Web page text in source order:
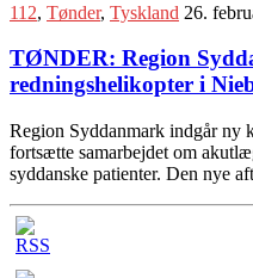
112, Tønder, Tyskland 26.
TØNDER: Region
redningshelikopter i
Region Syddanmark indgår ny
fortsætte samarbejdet om
syddanske patienter. Den nye